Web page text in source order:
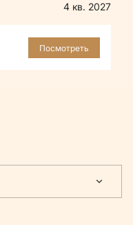
4 кв. 2027
Посмотреть